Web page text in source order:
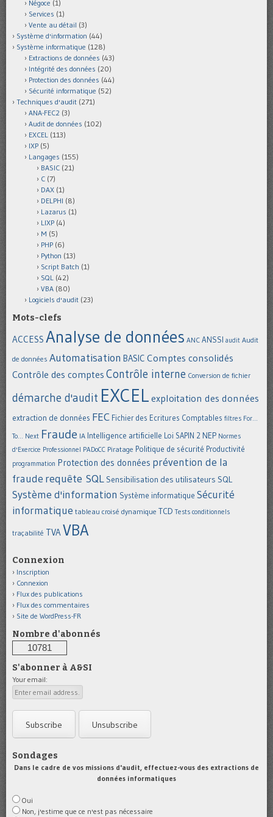
Négoce (1)
Services (1)
Vente au détail (3)
Système d'information (44)
Système informatique (128)
Extractions de données (43)
Intégrité des données (20)
Protection des données (44)
Sécurité informatique (52)
Techniques d'audit (271)
ANA-FEC2 (3)
Audit de données (102)
EXCEL (113)
IXP (5)
Langages (155)
BASIC (21)
C (7)
DAX (1)
DELPHI (8)
Lazarus (1)
LIXP (4)
M (5)
PHP (6)
Python (13)
Script Batch (1)
SQL (42)
VBA (80)
Logiciels d'audit (23)
Mots-clefs
ACCESS Analyse de données ANC ANSSI audit Audit
de données Automatisation BASIC Comptes consolidés
Contrôle des comptes Contrôle interne Conversion de fichier
démarche d'audit EXCEL exploitation des données
extraction de données FEC Fichier des Ecritures Comptables filtres For...
To... Next Fraude IA Intelligence artificielle Loi SAPIN 2 NEP Normes
d'Exercice Professionnel PADoCC Piratage Politique de sécurité Productivité
programmation Protection des données prévention de la
fraude requête SQL Sensibilisation des utilisateurs SQL
Système d'information Système informatique Sécurité
informatique tableau croisé dynamique TCD Tests conditionnels
traçabilité TVAVBA
Connexion
Inscription
Connexion
Flux des publications
Flux des commentaires
Site de WordPress-FR
Nombre d'abonnés
10781
S'abonner à A&SI
Your email:
Sondages
Dans le cadre de vos missions d'audit, effectuez-vous des extractions de
données informatiques
Oui
Non, j'estime que ce n'est pas nécessaire